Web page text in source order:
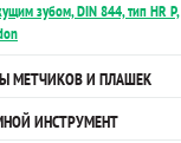
зубом, DIN 844, тип HR P,
МЕТЧИКОВ И ПЛАШЕК
ИНСТРУМЕНТ